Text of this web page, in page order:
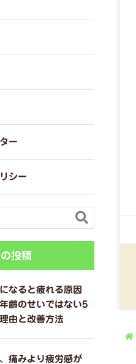
ー
シー

投稿
なると疲れる原因
齢のせいではない5
由と改善方法
痛みより疲労感が